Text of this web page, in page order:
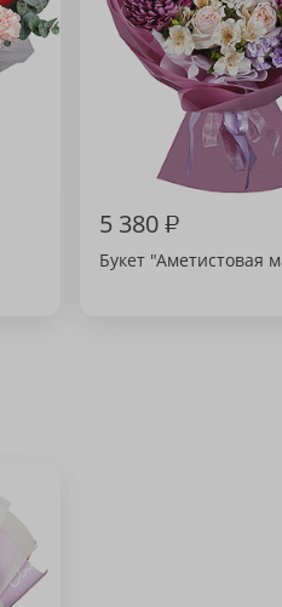
5 380₽
Букет "Аметистовая